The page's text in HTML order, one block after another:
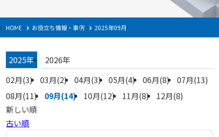
HOME お役立ち情報・事例 2025年09月
2025年
2026年
02月(3)
03月(2) 04月(3) 05月(4) 06月(8)
07月(13)
08月(11)
09月(14) 10月(12) 11月(8)
12月(8)
新しい順
古い順